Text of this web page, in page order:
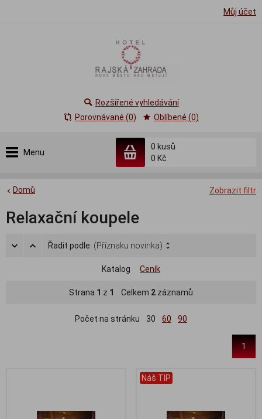
Můj účet
Menu
0 kusů
0 Kč
Rozšířené vyhledávání
Porovnávané (0)
Oblíbené (0)
Zobrazit filtr
Domů
Relaxační koupele
Řadit podle: (Příznaku novinka)
Katalog Ceník
Strana 1 z 1 Celkem 2 záznamů
Počet na stránku 30 60 90
1
Náš TIP